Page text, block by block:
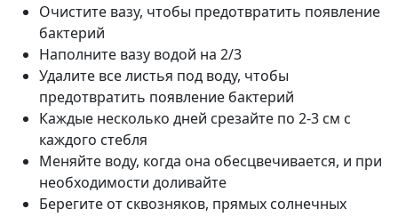
Очистите вазу, чтобы предотвратить появление
бактерий
Наполните вазу водой на 2/3
Удалите все листья под воду, чтобы
предотвратить появление бактерий
Каждые несколько дней срезайте по 2-3 см с
каждого стебля
Меняйте воду, когда она обесцвечивается, и при
необходимости доливайте
Берегите от сквозняков, прямых солнечных